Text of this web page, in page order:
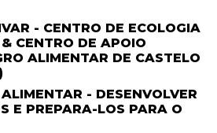
- CENTRO DE ECOLOGIA
CENTRO DE APOIO
ALIMENTAR DE CASTELO
- DESENVOLVER
E PREPARA-LOS PARA O